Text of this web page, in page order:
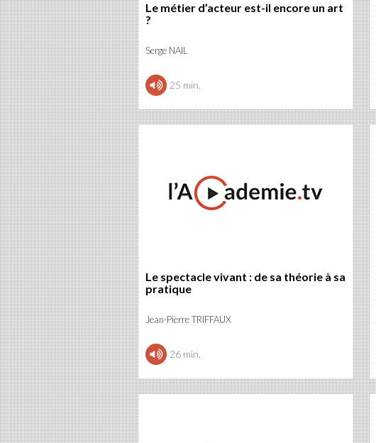
Le métier d’acteur est-il encore un art
?
Serge NAIL
25 min.
Le spectacle vivant : de sa théorie à sa
pratique
Jean-Pierre TRIFFAUX
26 min.